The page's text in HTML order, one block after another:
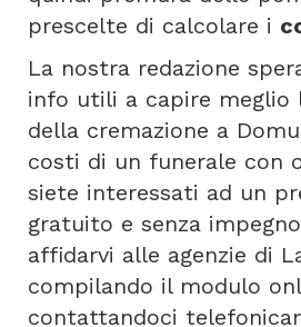
prescelte di calcolare i
La nostra redazione
info utili a capire meglio
della cremazione a
costi di un funerale con
siete interessati ad un
gratuito e senza
affidarvi alle agenzie di
compilando il modulo
contattandoci